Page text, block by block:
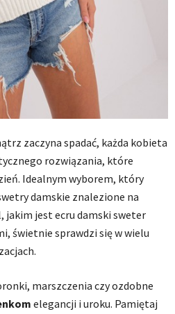
zaczyna spadać, każda kobieta
rozwiązania, które
Idealnym wyborem, który
damskie znalezione na
jakim jest ecru damski sweter
świetnie sprawdzi się w wielu
marszczenia czy ozdobne
elegancji i uroku. Pamiętaj